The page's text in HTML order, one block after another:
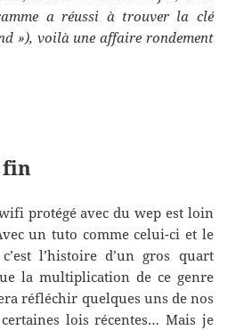
a réussi à trouver la clé
»), voilà une affaire rondement
fin
protégé avec du wep est loin
un tuto comme celui-ci et le
l’histoire d’un gros quart
la multiplication de ce genre
réfléchir quelques uns de nos
lois récentes… Mais je